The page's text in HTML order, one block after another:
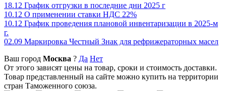
18.12 График отгрузки в последние дни 2025 г
10.12 О применении ставки НДС 22%
10.12 График проведения плановой инвентаризации в 2025-м
г.
02.09 Маркировка Честный Знак для рефрижераторных масел
Ваш город Москва ? Да Нет
От этого зависят цены на товар, сроки и стоимость доставки.
Товар представленный на сайте можно купить на территории
стран Таможенного союза.